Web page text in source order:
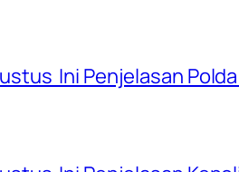
Ini Penjelasan